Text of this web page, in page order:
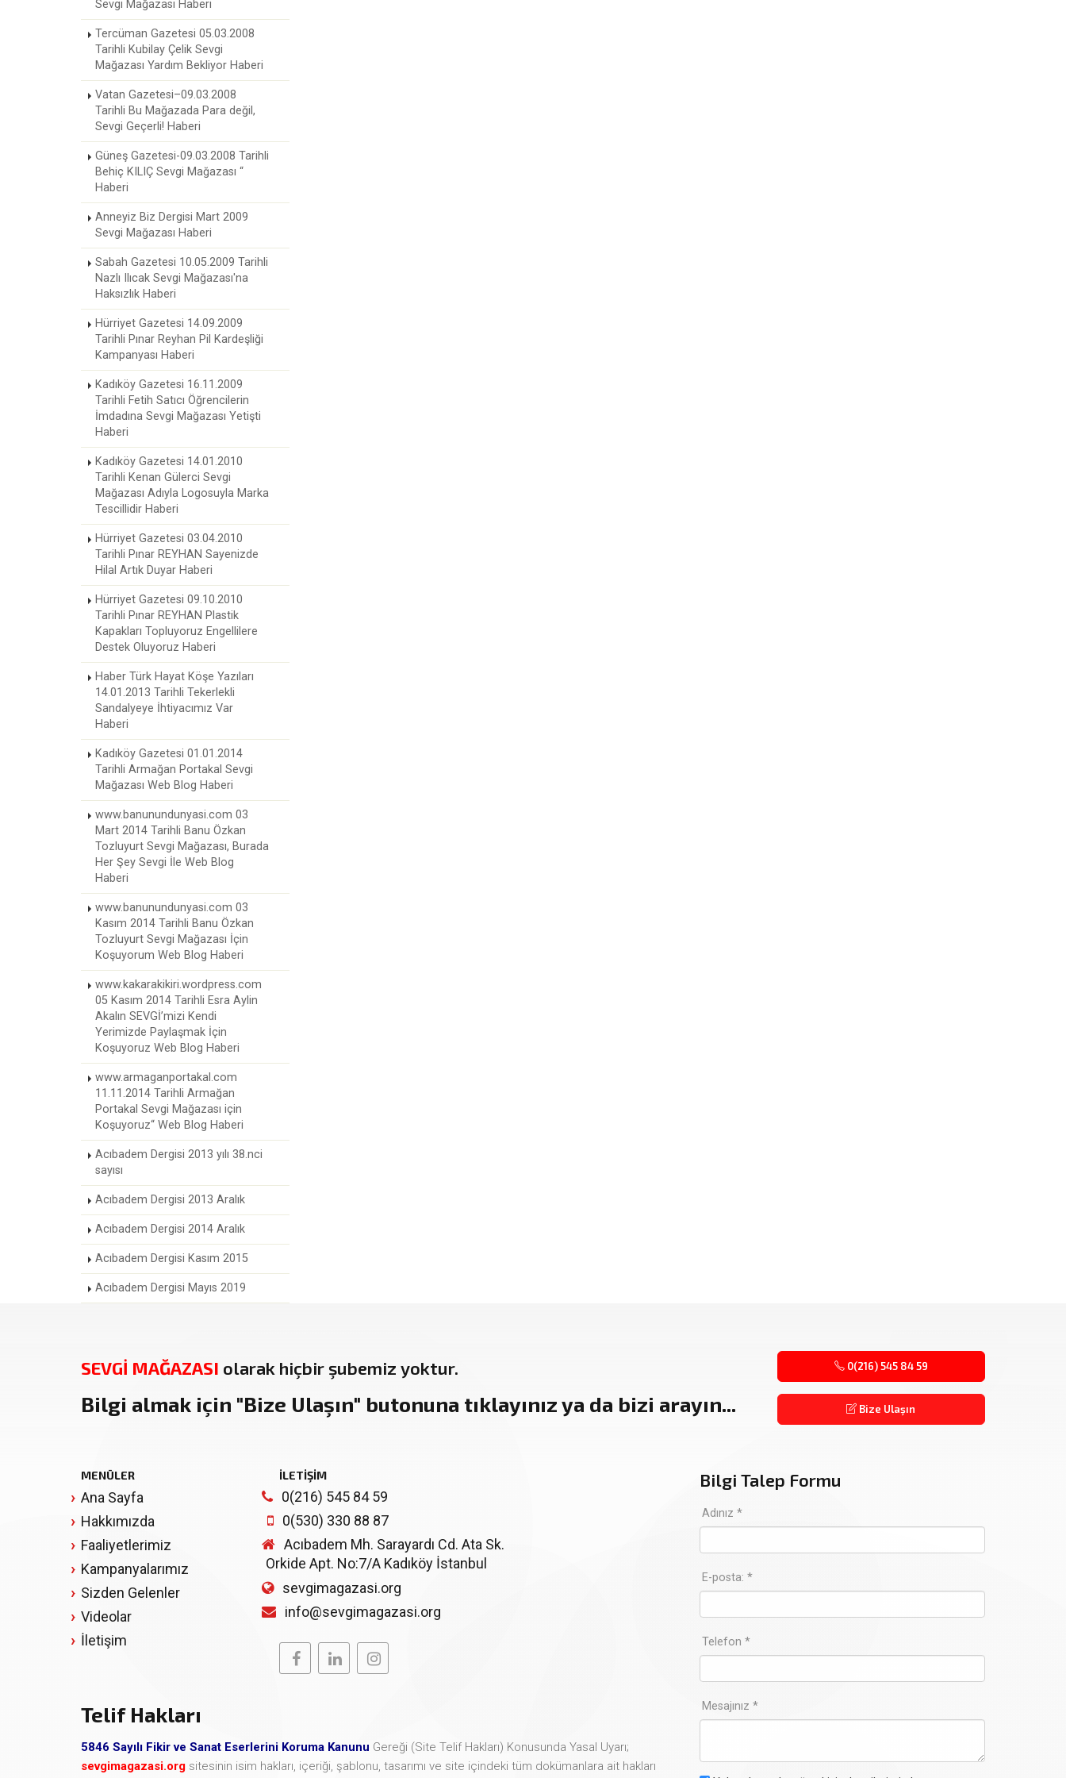
Sevgi Mağazası Haberi
Tercüman Gazetesi 05.03.2008
Tarihli Kubilay Çelik Sevgi
Mağazası Yardım Bekliyor Haberi
Vatan Gazetesi–09.03.2008
Tarihli Bu Mağazada Para değil,
Sevgi Geçerli! Haberi
Güneş Gazetesi-09.03.2008 Tarihli
Behiç KILIÇ Sevgi Mağazası “
Haberi
Anneyiz Biz Dergisi Mart 2009
Sevgi Mağazası Haberi
Sabah Gazetesi 10.05.2009 Tarihli
Nazlı Ilıcak Sevgi Mağazası'na
Haksızlık Haberi
Hürriyet Gazetesi 14.09.2009
Tarihli Pınar Reyhan Pil Kardeşliği
Kampanyası Haberi
Kadıköy Gazetesi 16.11.2009
Tarihli Fetih Satıcı Öğrencilerin
İmdadına Sevgi Mağazası Yetişti
Haberi
Kadıköy Gazetesi 14.01.2010
Tarihli Kenan Gülerci Sevgi
Mağazası Adıyla Logosuyla Marka
Tescillidir Haberi
Hürriyet Gazetesi 03.04.2010
Tarihli Pınar REYHAN Sayenizde
Hilal Artık Duyar Haberi
Hürriyet Gazetesi 09.10.2010
Tarihli Pınar REYHAN Plastik
Kapakları Topluyoruz Engellilere
Destek Oluyoruz Haberi
Haber Türk Hayat Köşe Yazıları
14.01.2013 Tarihli Tekerlekli
Sandalyeye İhtiyacımız Var
Haberi
Kadıköy Gazetesi 01.01.2014
Tarihli Armağan Portakal Sevgi
Mağazası Web Blog Haberi
www.banunundunyasi.com 03
Mart 2014 Tarihli Banu Özkan
Tozluyurt Sevgi Mağazası, Burada
Her Şey Sevgi İle Web Blog
Haberi
www.banunundunyasi.com 03
Kasım 2014 Tarihli Banu Özkan
Tozluyurt Sevgi Mağazası İçin
Koşuyorum Web Blog Haberi
www.kakarakikiri.wordpress.com
05 Kasım 2014 Tarihli Esra Aylin
Akalın SEVGİ’mizi Kendi
Yerimizde Paylaşmak İçin
Koşuyoruz Web Blog Haberi
www.armaganportakal.com
11.11.2014 Tarihli Armağan
Portakal Sevgi Mağazası için
Koşuyoruz“ Web Blog Haberi
Acıbadem Dergisi 2013 yılı 38.nci
sayısı
Acıbadem Dergisi 2013 Aralık
Acıbadem Dergisi 2014 Aralık
Acıbadem Dergisi Kasım 2015
Acıbadem Dergisi Mayıs 2019
SEVGİ MAĞAZASI olarak hiçbir şubemiz yoktur.
Bilgi almak için "Bize Ulaşın" butonuna tıklayınız ya da bizi arayın...
0(216) 545 84 59
Bize Ulaşın
MENÜLER
Ana Sayfa
Hakkımızda
Faaliyetlerimiz
Kampanyalarımız
Sizden Gelenler
Videolar
İletişim
İLETİŞİM
0(216) 545 84 59
0(530) 330 88 87
Acıbadem Mh. Sarayardı Cd. Ata Sk.
Orkide Apt. No:7/A Kadıköy İstanbul
sevgimagazasi.org
info@sevgimagazasi.org
Telif Hakları
5846 Sayılı Fikir ve Sanat Eserlerini Koruma Kanunu Gereği (Site Telif Hakları) Konusunda Yasal Uyarı;
sevgimagazasi.org sitesinin isim hakları, içeriği, şablonu, tasarımı ve site içindeki tüm dokümanlara ait hakları
Bilgi Talep Formu
Adınız *
E-posta: *
Telefon *
Mesajınız *